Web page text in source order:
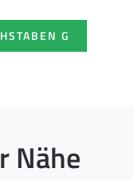
G
Nähe